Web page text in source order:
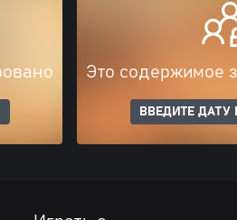
Это содержимое
ВВЕДИТЕ